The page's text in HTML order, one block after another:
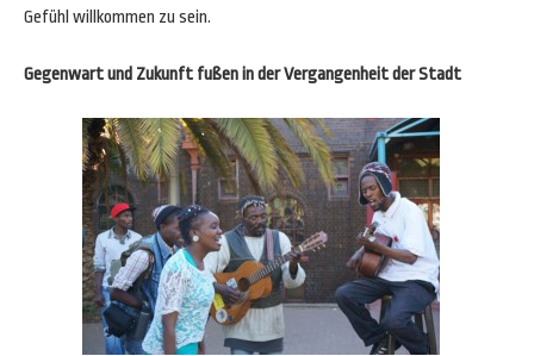
Gefühl willkommen zu sein.
Gegenwart und Zukunft fußen in der Vergangenheit der Stadt